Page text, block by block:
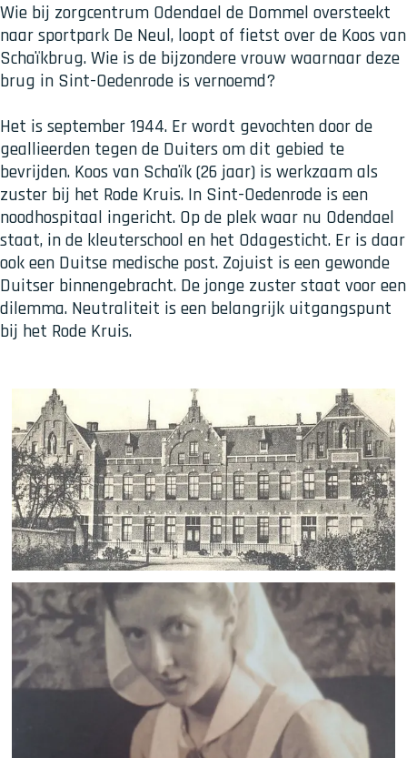
Wie bij zorgcentrum Odendael de Dommel oversteekt
naar sportpark De Neul, loopt of fietst over de Koos van
Schaïkbrug. Wie is de bijzondere vrouw waarnaar deze
brug in Sint-Oedenrode is vernoemd?
Het is september 1944. Er wordt gevochten door de
geallieerden tegen de Duiters om dit gebied te
bevrijden. Koos van Schaïk (26 jaar) is werkzaam als
zuster bij het Rode Kruis. In Sint-Oedenrode is een
noodhospitaal ingericht. Op de plek waar nu Odendael
staat, in de kleuterschool en het Odagesticht. Er is daar
ook een Duitse medische post. Zojuist is een gewonde
Duitser binnengebracht. De jonge zuster staat voor een
dilemma. Neutraliteit is een belangrijk uitgangspunt
bij het Rode Kruis.